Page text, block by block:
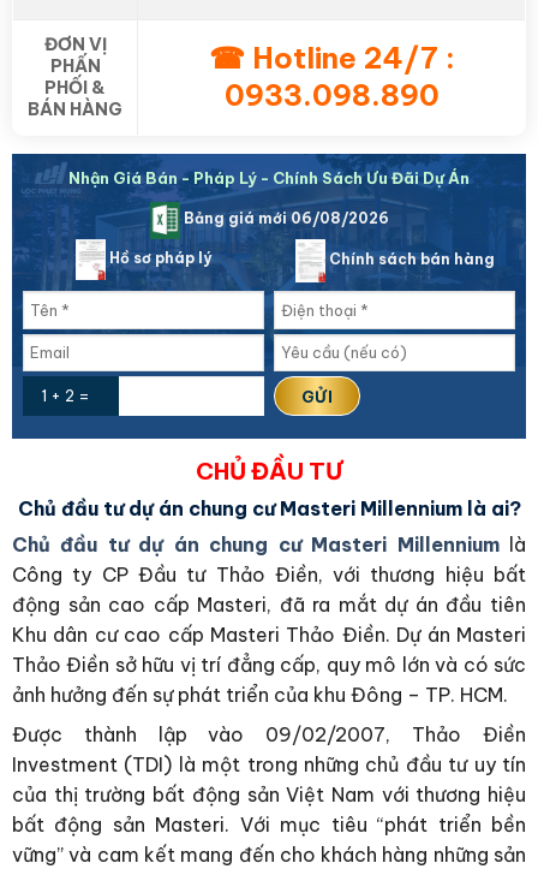
ĐƠN VỊ
PHẤN
PHỐI &
BÁN HÀNG
☎ Hotline 24/7 :
0933.098.890
Nhận Giá Bán - Pháp Lý - Chính Sách Ưu Đãi Dự Án
Bảng giá mới 06/08/2026
Hồ sơ pháp lý Chính sách bán hàng
1 + 2 =
CHỦ ĐẦU TƯ
Chủ đầu tư dự án chung cư Masteri Millennium là ai?
Chủ đầu tư dự án chung cư Masteri Millenniumlà
Công ty CP Đầu tư Thảo Điền, với thương hiệu bất
động sản cao cấp Masteri, đã ra mắt dự án đầu tiên
Khu dân cư cao cấp Masteri Thảo Điền. Dự án Masteri
Thảo Điền sở hữu vị trí đẳng cấp, quy mô lớn và có sức
ảnh hưởng đến sự phát triển của khu Đông – TP. HCM.
Được thành lập vào 09/02/2007, Thảo Điền
Investment (TDI) là một trong những chủ đầu tư uy tín
của thị trường bất động sản Việt Nam với thương hiệu
bất động sản Masteri. Với mục tiêu “phát triển bền
vững” và cam kết mang đến cho khách hàng những sản